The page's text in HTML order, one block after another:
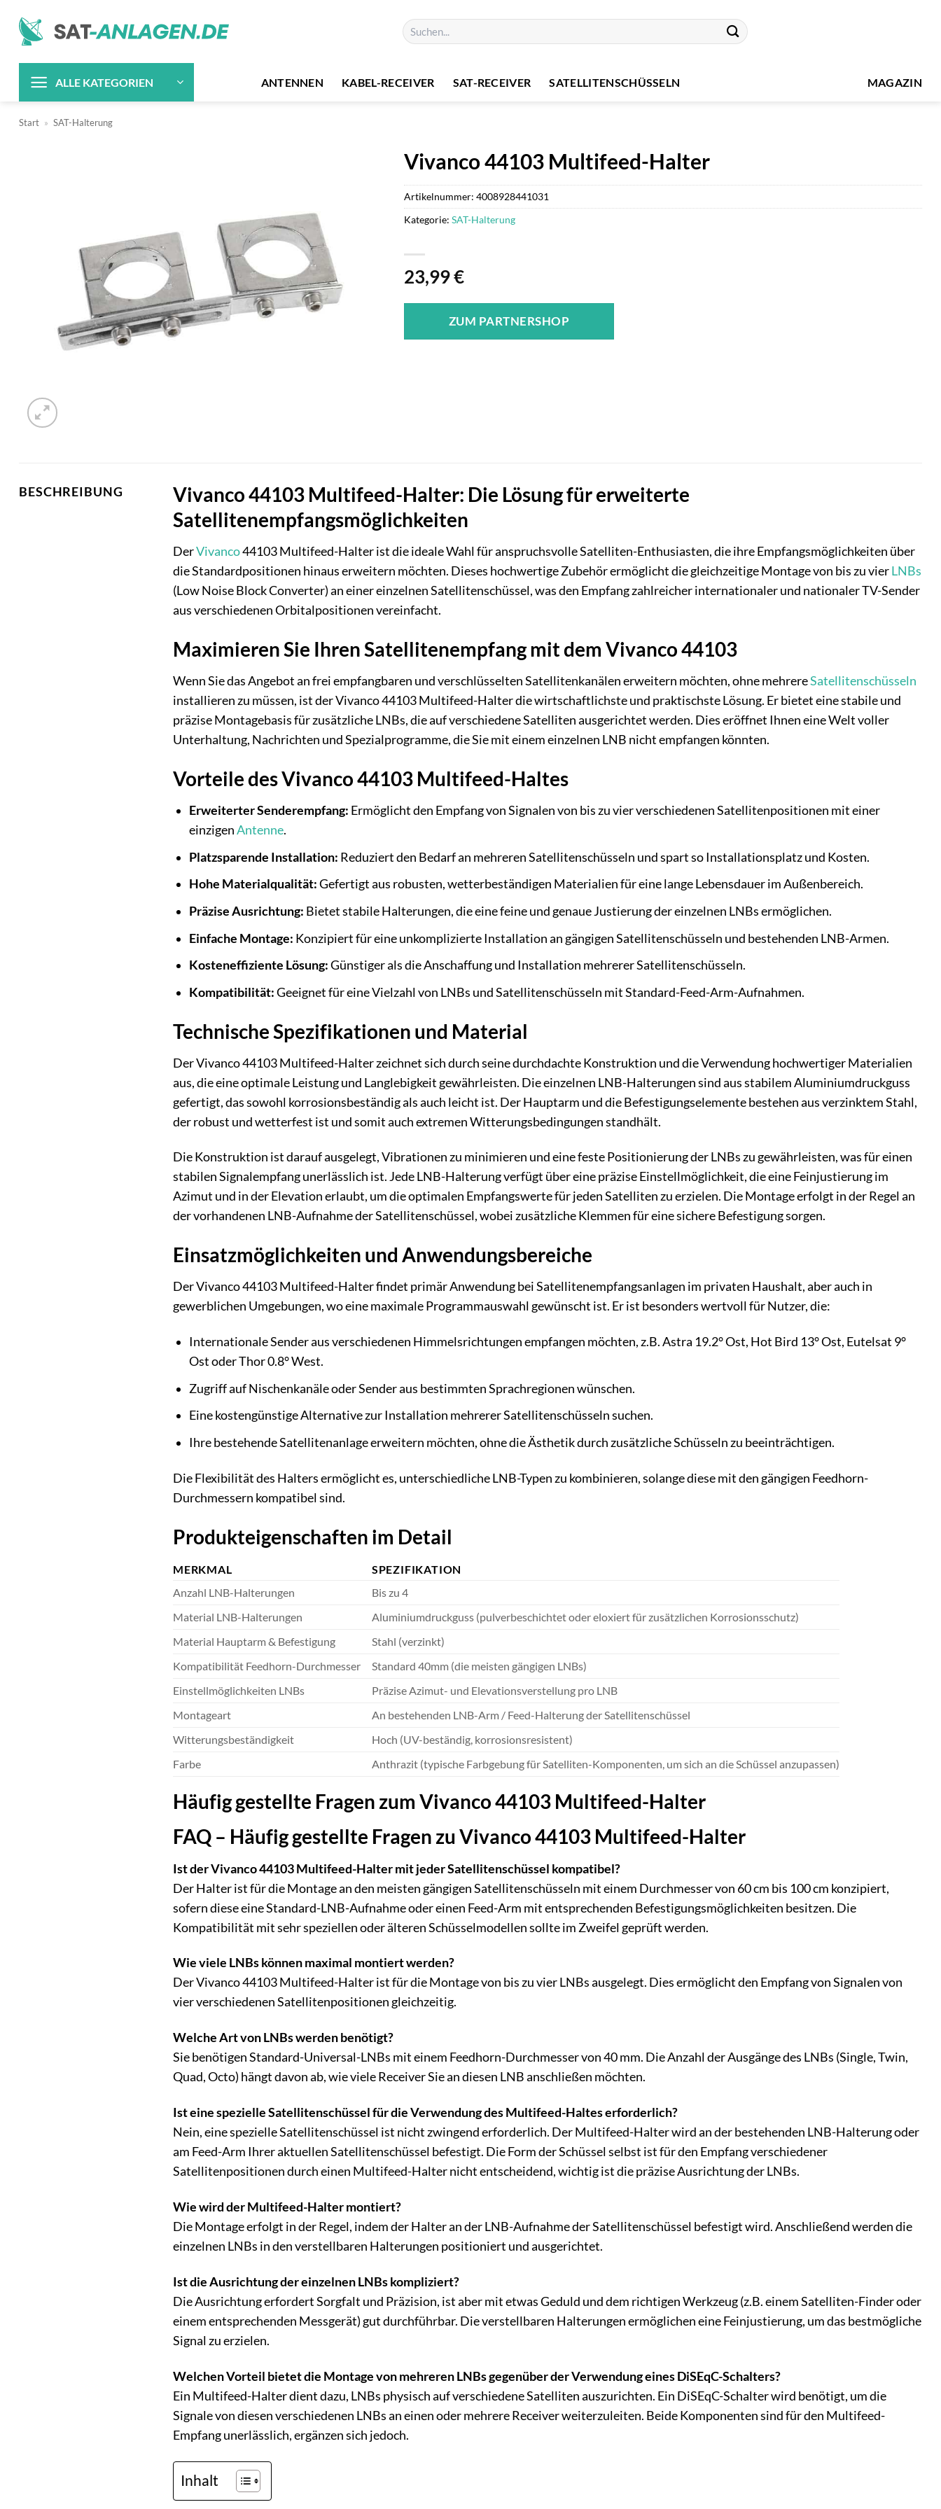
Inhalt
springen
Suchen
nach:
ALLE KATEGORIEN ANTENNEN KABEL-RECEIVER SAT-RECEIVER SATELLITENSCHÜSSELN MAGAZIN
Start » SAT-Halterung
Vivanco 44103 Multifeed-Halter
23,99€
ZUM PARTNERSHOP
Artikelnummer: 4008928441031
Kategorie: SAT-Halterung
BESCHREIBUNG
Vivanco 44103 Multifeed-Halter: Die Lösung für erweiterte
Satellitenempfangsmöglichkeiten
DerVivanco44103 Multifeed-Halter ist die ideale Wahl für anspruchsvolle Satelliten-Enthusiasten, die ihre Empfangsmöglichkeiten über
die Standardpositionen hinaus erweitern möchten. Dieses hochwertige Zubehör ermöglicht die gleichzeitige Montage von bis zu vierLNBs
(Low Noise Block Converter) an einer einzelnen Satellitenschüssel, was den Empfang zahlreicher internationaler und nationaler TV-Sender
aus verschiedenen Orbitalpositionen vereinfacht.
Maximieren Sie Ihren Satellitenempfang mit dem Vivanco 44103
Wenn Sie das Angebot an frei empfangbaren und verschlüsselten Satellitenkanälen erweitern möchten, ohne mehrereSatellitenschüsseln
installieren zu müssen, ist der Vivanco 44103 Multifeed-Halter die wirtschaftlichste und praktischste Lösung. Er bietet eine stabile und
präzise Montagebasis für zusätzliche LNBs, die auf verschiedene Satelliten ausgerichtet werden. Dies eröffnet Ihnen eine Welt voller
Unterhaltung, Nachrichten und Spezialprogramme, die Sie mit einem einzelnen LNB nicht empfangen könnten.
Vorteile des Vivanco 44103 Multifeed-Haltes
Erweiterter Senderempfang: Ermöglicht den Empfang von Signalen von bis zu vier verschiedenen Satellitenpositionen mit einer
einzigenAntenne.
Platzsparende Installation: Reduziert den Bedarf an mehreren Satellitenschüsseln und spart so Installationsplatz und Kosten.
Hohe Materialqualität:Gefertigt aus robusten, wetterbeständigen Materialien für eine lange Lebensdauer im Außenbereich.
Präzise Ausrichtung: Bietet stabile Halterungen, die eine feine und genaue Justierung der einzelnen LNBs ermöglichen.
Einfache Montage: Konzipiert für eine unkomplizierte Installation an gängigen Satellitenschüsseln und bestehenden LNB-Armen.
Kosteneffiziente Lösung:Günstiger als die Anschaffung und Installation mehrerer Satellitenschüsseln.
Kompatibilität:Geeignet für eine Vielzahl von LNBs und Satellitenschüsseln mit Standard-Feed-Arm-Aufnahmen.
Technische Spezifikationen und Material
Der Vivanco 44103 Multifeed-Halter zeichnet sich durch seine durchdachte Konstruktion und die Verwendung hochwertiger Materialien
aus, die eine optimale Leistung und Langlebigkeit gewährleisten. Die einzelnen LNB-Halterungen sind aus stabilem Aluminiumdruckguss
gefertigt, das sowohl korrosionsbeständig als auch leicht ist. Der Hauptarm und die Befestigungselemente bestehen aus verzinktem Stahl,
der robust und wetterfest ist und somit auch extremen Witterungsbedingungen standhält.
Die Konstruktion ist darauf ausgelegt, Vibrationen zu minimieren und eine feste Positionierung der LNBs zu gewährleisten, was für einen
stabilen Signalempfang unerlässlich ist. Jede LNB-Halterung verfügt über eine präzise Einstellmöglichkeit, die eine Feinjustierung im
Azimut und in der Elevation erlaubt, um die optimalen Empfangswerte für jeden Satelliten zu erzielen. Die Montage erfolgt in der Regel an
der vorhandenen LNB-Aufnahme der Satellitenschüssel, wobei zusätzliche Klemmen für eine sichere Befestigung sorgen.
Einsatzmöglichkeiten und Anwendungsbereiche
Der Vivanco 44103 Multifeed-Halter findet primär Anwendung bei Satellitenempfangsanlagen im privaten Haushalt, aber auch in
gewerblichen Umgebungen, wo eine maximale Programmauswahl gewünscht ist. Er ist besonders wertvoll für Nutzer, die:
Internationale Sender aus verschiedenen Himmelsrichtungen empfangen möchten, z.B. Astra 19.2° Ost, Hot Bird 13° Ost, Eutelsat 9°
Ost oder Thor 0.8° West.
Zugriff auf Nischenkanäle oder Sender aus bestimmten Sprachregionen wünschen.
Eine kostengünstige Alternative zur Installation mehrerer Satellitenschüsseln suchen.
Ihre bestehende Satellitenanlage erweitern möchten, ohne die Ästhetik durch zusätzliche Schüsseln zu beeinträchtigen.
Die Flexibilität des Halters ermöglicht es, unterschiedliche LNB-Typen zu kombinieren, solange diese mit den gängigen Feedhorn-
Durchmessern kompatibel sind.
Produkteigenschaften im Detail
MERKMAL
SPEZIFIKATION
Anzahl LNB-Halterungen
Bis zu 4
Material LNB-Halterungen
Aluminiumdruckguss (pulverbeschichtet oder eloxiert für zusätzlichen Korrosionsschutz)
Material Hauptarm & Befestigung
Stahl (verzinkt)
Kompatibilität Feedhorn-Durchmesser
Standard 40mm (die meisten gängigen LNBs)
Einstellmöglichkeiten LNBs
Präzise Azimut- und Elevationsverstellung pro LNB
Montageart
An bestehenden LNB-Arm / Feed-Halterung der Satellitenschüssel
Witterungsbeständigkeit
Hoch (UV-beständig, korrosionsresistent)
Farbe
Anthrazit (typische Farbgebung für Satelliten-Komponenten, um sich an die Schüssel anzupassen)
Häufig gestellte Fragen zum Vivanco 44103 Multifeed-Halter
FAQ – Häufig gestellte Fragen zu Vivanco 44103 Multifeed-Halter
Ist der Vivanco 44103 Multifeed-Halter mit jeder Satellitenschüssel kompatibel?
Der Halter ist für die Montage an den meisten gängigen Satellitenschüsseln mit einem Durchmesser von 60 cm bis 100 cm konzipiert,
sofern diese eine Standard-LNB-Aufnahme oder einen Feed-Arm mit entsprechenden Befestigungsmöglichkeiten besitzen. Die
Kompatibilität mit sehr speziellen oder älteren Schüsselmodellen sollte im Zweifel geprüft werden.
Wie viele LNBs können maximal montiert werden?
Der Vivanco 44103 Multifeed-Halter ist für die Montage von bis zu vier LNBs ausgelegt. Dies ermöglicht den Empfang von Signalen von
vier verschiedenen Satellitenpositionen gleichzeitig.
Welche Art von LNBs werden benötigt?
Sie benötigen Standard-Universal-LNBs mit einem Feedhorn-Durchmesser von 40 mm. Die Anzahl der Ausgänge des LNBs (Single, Twin,
Quad, Octo) hängt davon ab, wie viele Receiver Sie an diesen LNB anschließen möchten.
Ist eine spezielle Satellitenschüssel für die Verwendung des Multifeed-Haltes erforderlich?
Nein, eine spezielle Satellitenschüssel ist nicht zwingend erforderlich. Der Multifeed-Halter wird an der bestehenden LNB-Halterung oder
am Feed-Arm Ihrer aktuellen Satellitenschüssel befestigt. Die Form der Schüssel selbst ist für den Empfang verschiedener
Satellitenpositionen durch einen Multifeed-Halter nicht entscheidend, wichtig ist die präzise Ausrichtung der LNBs.
Wie wird der Multifeed-Halter montiert?
Die Montage erfolgt in der Regel, indem der Halter an der LNB-Aufnahme der Satellitenschüssel befestigt wird. Anschließend werden die
einzelnen LNBs in den verstellbaren Halterungen positioniert und ausgerichtet.
Ist die Ausrichtung der einzelnen LNBs kompliziert?
Die Ausrichtung erfordert Sorgfalt und Präzision, ist aber mit etwas Geduld und dem richtigen Werkzeug (z.B. einem Satelliten-Finder oder
einem entsprechenden Messgerät) gut durchführbar. Die verstellbaren Halterungen ermöglichen eine Feinjustierung, um das bestmögliche
Signal zu erzielen.
Welchen Vorteil bietet die Montage von mehreren LNBs gegenüber der Verwendung eines DiSEqC-Schalters?
Ein Multifeed-Halter dient dazu, LNBs physisch auf verschiedene Satelliten auszurichten. Ein DiSEqC-Schalter wird benötigt, um die
Signale von diesen verschiedenen LNBs an einen oder mehrere Receiver weiterzuleiten. Beide Komponenten sind für den Multifeed-
Empfang unerlässlich, ergänzen sich jedoch.
Inhalt